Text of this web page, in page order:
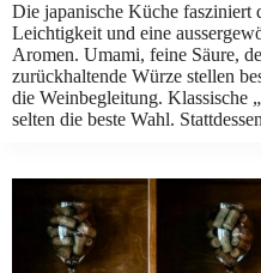
Die japanische Küche fasziniert
Leichtigkeit und eine
Aromen. Umami, feine Säure,
zurückhaltende Würze stellen
die Weinbegleitung. Klassische
selten die beste Wahl.